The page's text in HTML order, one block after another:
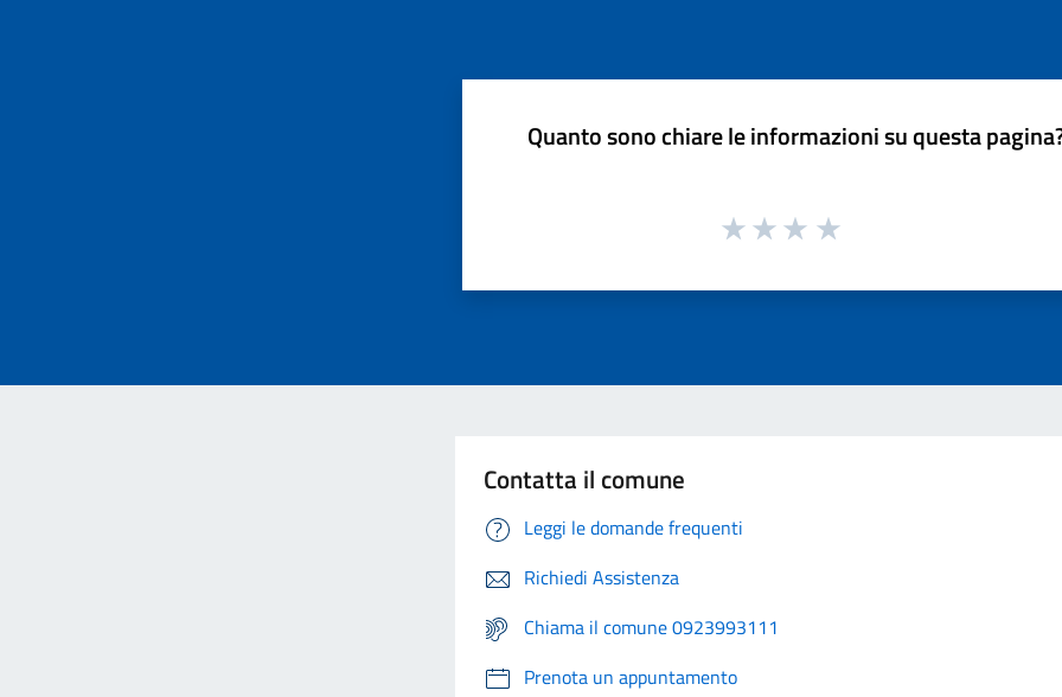
Quanto sono chiare le informazioni su questa
Contatta il comune
Leggi le domande frequenti
Richiedi Assistenza
Chiama il comune 0923993111
Prenota un appuntamento